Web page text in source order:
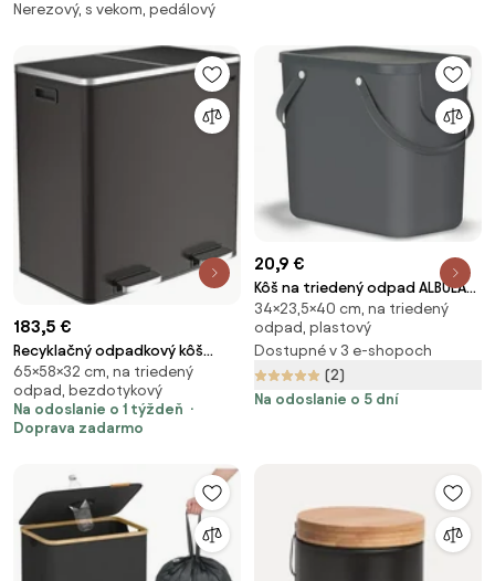
Nerezový, s vekom, pedálový
183,5 €
Recyklačný odpadkový kôš
LTB60BK
65×58×32 cm, na triedený
odpad, bezdotykový
Na odoslanie o 1 týždeň
Doprava zadarmo
20,9 €
Kôš na triedený odpad ALBULA
šedý 25 l
34×23,5×40 cm, na triedený
odpad, plastový
Dostupné v 3 e-shopoch
(2)
Na odoslanie o 5 dní